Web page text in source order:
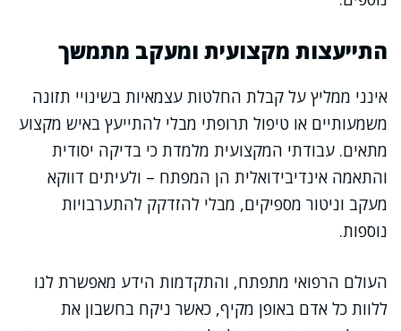
התייעצות מקצועית ומעקב מתמשך
אינני ממליץ על קבלת החלטות עצמאיות בשינויי תזונה
משמעותיים או טיפול תרופתי מבלי להתייעץ באיש מקצוע
מתאים. עבודתי המקצועית מלמדת כי בדיקה יסודית
והתאמה אינדיבידואלית הן המפתח – ולעיתים דווקא
מעקב וניטור מספיקים, מבלי להזדקק להתערבויות
נוספות.
העולם הרפואי מתפתח, והתקדמות הידע מאפשרת לנו
ללוות כל אדם באופן מקיף, כאשר ניקח בחשבון את